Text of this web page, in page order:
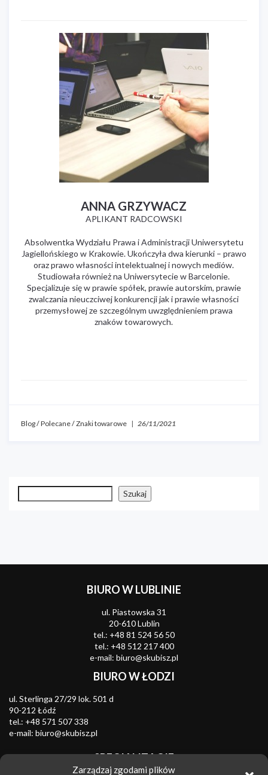
Zarządzaj zgodami plików
ANNA GRZYWACZ
APLIKANT RADCOWSKI
Absolwentka Wydziału Prawa i Administracji Uniwersytetu
Jagiellońskiego w Krakowie. Ukończyła dwa kierunki – prawo
oraz prawo własności intelektualnej i nowych mediów.
Studiowała również na Uniwersytecie w Barcelonie.
Specjalizuje się w prawie spółek, prawie autorskim, prawie
zwalczania nieuczciwej konkurencji jak i prawie własności
przemysłowej ze szczególnym uwzględnieniem prawa
znaków towarowych.
Blog/Polecane/Znaki towarowe | 26/11/2021
Szukaj
BIURO W LUBLINIE
ul. Piastowska 31
20-610 Lublin
tel.: +48 81 524 56 50
tel.: +48 512 217 400
e-mail: biuro@skubisz.pl
BIURO W ŁODZI
ul. Sterlinga 27/29 lok. 501 d
90-212 Łódź
tel.: +48 571 507 338
e-mail: biuro@skubisz.pl
SPECJALIZACJE